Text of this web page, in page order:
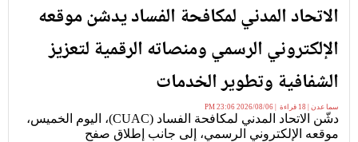
الاتحاد المدني لمكافحة الفساد يدشن موقعه
الإلكتروني الرسمي ومنصاته الرقمية لتعزيز
الشفافية وتطوير الخدمات
سما عدن | 18 قراءة | 2026/08/06 23:06 PM
دشّن الاتحاد المدني لمكافحة الفساد (CUAC)، اليوم الخميس،
موقعه الإلكتروني الرسمي، إلى جانب إطلاق صفح